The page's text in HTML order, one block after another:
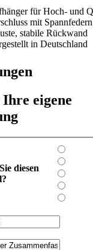
für Hoch- und
mit Spannfedern
stabile Rückwand
in Deutschland
eigene
diesen